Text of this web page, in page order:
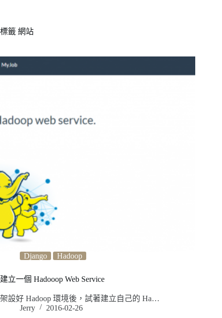
標籤 網站
Django Hadoop
建立一個 Hadooop Web Service
架設好 Hadoop 環境後，試著建立自己的 Ha…
Jerry
2016-02-26